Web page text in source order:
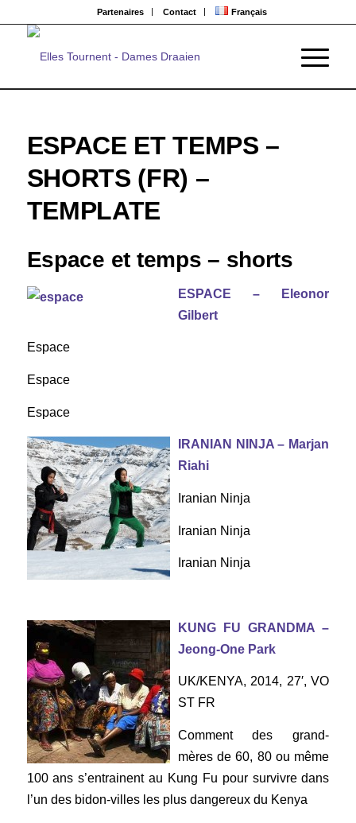
Partenaires Contact Français
ESPACE ET TEMPS –
SHORTS (FR) –
TEMPLATE
Espace et temps – shorts
ESPACE – Eleonor
Gilbert
Espace
Espace
Espace
IRANIAN NINJA – Marjan
Riahi
Iranian Ninja
Iranian Ninja
Iranian Ninja
KUNG FU GRANDMA –
Jeong-One Park
UK/KENYA, 2014, 27′, VO
ST FR
Comment des grand-
mères de 60, 80 ou même
100 ans s’entrainent au Kung Fu pour survivre dans
l’un des bidon-villes les plus dangereux du Kenya